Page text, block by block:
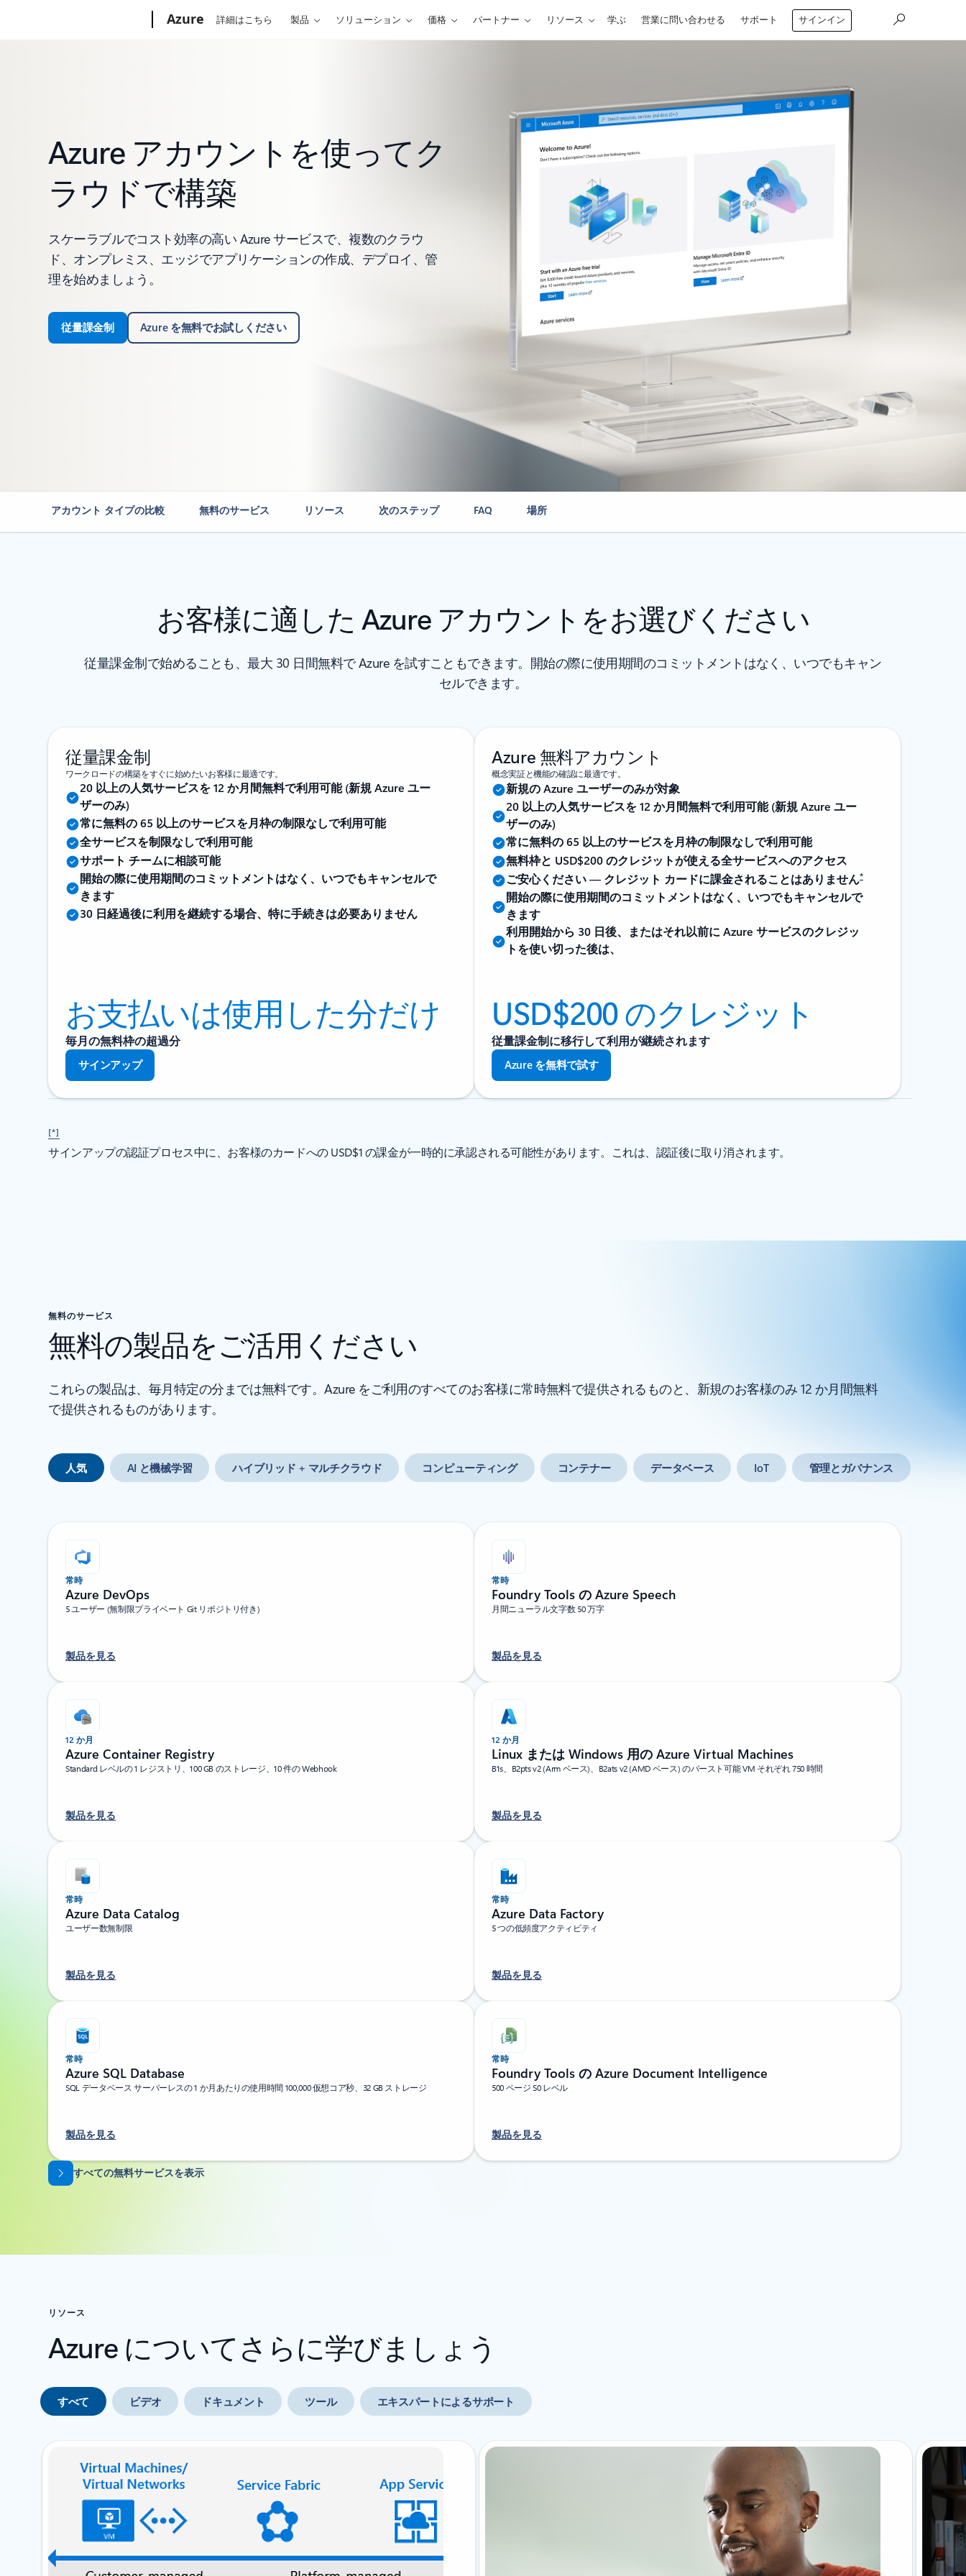
Azure 詳細はこちら 製品 ソリューション 価格 パートナー リソース 学ぶ 営業に問い合わせる サポート サインイン
Azure アカウントを使ってク
ラウドで構築
スケーラブルでコスト効率の高い Azure サービスで、複数のクラウ
ド、オンプレミス、エッジでアプリケーションの作成、デプロイ、管
理を始めましょう。
従量課金制 Azure を無料でお試しください
アカウント タイプの比較 無料のサービス リソース 次のステップ FAQ 場所
お客様に適した Azure アカウントをお選びください
従量課金制で始めることも、最大 30 日間無料で Azure を試すこともできます。開始の際に使用期間のコミットメントはなく、いつでもキャン
セルできます。
従量課金制
ワークロードの構築をすぐに始めたいお客様に最適です。
20 以上の人気サービスを 12 か月間無料で利用可能 (新規 Azure ユー
ザーのみ)
常に無料の 65 以上のサービスを月枠の制限なしで利用可能
全サービスを制限なしで利用可能
サポート チームに相談可能
開始の際に使用期間のコミットメントはなく、いつでもキャンセルで
きます
30 日経過後に利用を継続する場合、特に手続きは必要ありません
お支払いは使用した分だけ
毎月の無料枠の超過分
サインアップ
Azure 無料アカウント
概念実証と機能の確認に最適です。
新規の Azure ユーザーのみが対象
20 以上の人気サービスを 12 か月間無料で利用可能 (新規 Azure ユー
ザーのみ)
常に無料の 65 以上のサービスを月枠の制限なしで利用可能
無料枠と USD$200 のクレジットが使える全サービスへのアクセス
ご安心ください — クレジット カードに課金されることはありません*
開始の際に使用期間のコミットメントはなく、いつでもキャンセルで
きます
利用開始から 30 日後、またはそれ以前に Azure サービスのクレジッ
トを使い切った後は、
USD$200 のクレジット
従量課金制に移行して利用が継続されます
Azure を無料で試す
[*]
サインアップの認証プロセス中に、お客様のカードへの USD$1 の課金が一時的に承認される可能性があります。これは、認証後に取り消されます。
無料のサービス
無料の製品をご活用ください
これらの製品は、毎月特定の分までは無料です。Azure をご利用のすべてのお客様に常時無料で提供されるものと、新規のお客様のみ 12 か月間無料
で提供されるものがあります。
人気 AI と機械学習 ハイブリッド + マルチクラウド コンピューティング コンテナー データベース IoT 管理とガバナンス
常時
Azure DevOps
5 ユーザー (無制限プライベート Git リポジトリ付き)
製品を見る
常時
Foundry Tools の Azure Speech
月間ニューラル文字数 50 万字
製品を見る
12 か月
Azure Container Registry
Standard レベルの 1 レジストリ、100 GB のストレージ、10 件の Webhook
製品を見る
12 か月
Linux または Windows 用の Azure Virtual Machines
B1s、B2pts v2 (Arm ベース)、B2ats v2 (AMD ベース) のバースト可能 VM それぞれ 750 時間
製品を見る
常時
Azure Data Catalog
ユーザー数無制限
製品を見る
常時
Azure Data Factory
5 つの低頻度アクティビティ
製品を見る
常時
Azure SQL Database
SQL データベース サーバーレスの 1 か月あたりの使用時間 100,000 仮想コア秒、32 GB ストレージ
製品を見る
常時
Foundry Tools の Azure Document Intelligence
500 ページ S0 レベル
製品を見る
タブに戻るすべての無料サービスを表示
リソース
Azure についてさらに学びましょう
すべて ビデオ ドキュメント ツール エキスパートによるサポート
次のスライド